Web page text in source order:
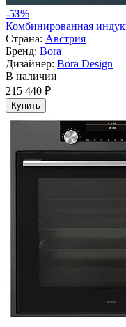
-53%
Комбинированная
Страна: Австрия
Бренд: Bora
Дизайнер: Bora Design
В наличии
215 440 ₽
Купить